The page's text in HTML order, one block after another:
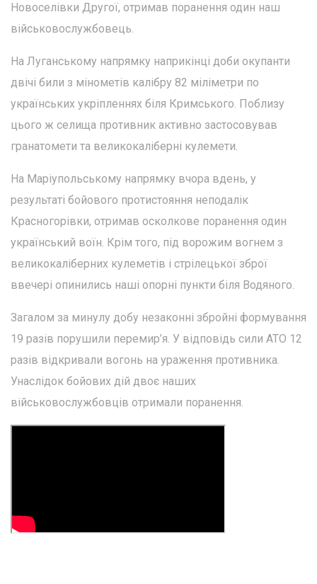
Новоселівки Другої, отримав поранення один наш
військовослужбовець.
На Луганському напрямку наприкінці доби окупанти
двічі били з мінометів калібру 82 міліметри по
українських укріпленнях біля Кримського. Поблизу
цього ж селища противник активно застосовував
гранатомети та великокаліберні кулемети.
На Маріупольському напрямку вчора вдень, у
результаті бойового протистояння неподалік
Красногорівки, отримав осколкове поранення один
український воїн. Крім того, під ворожим вогнем з
великокаліберних кулеметів і стрілецької зброї
ввечері опинились наші опорні пункти біля Водяного.
Загалом за минулу добу незаконні збройні формування
19 разів порушили перемир’я. У відповідь сили АТО 12
разів відкривали вогонь на ураження противника.
Унаслідок бойових дій двоє наших
військовослужбовців отримали поранення.